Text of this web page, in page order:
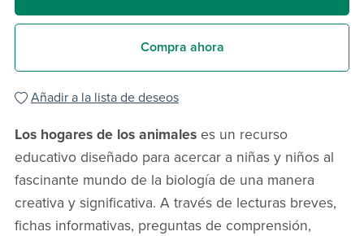
Compra ahora
Añadir a la lista de deseos
Los hogares de los animaleses un recurso
educativo diseñado para acercar a niñas y niños al
fascinante mundo de la biología de una manera
creativa y significativa. A través de lecturas breves,
fichas informativas, preguntas de comprensión,